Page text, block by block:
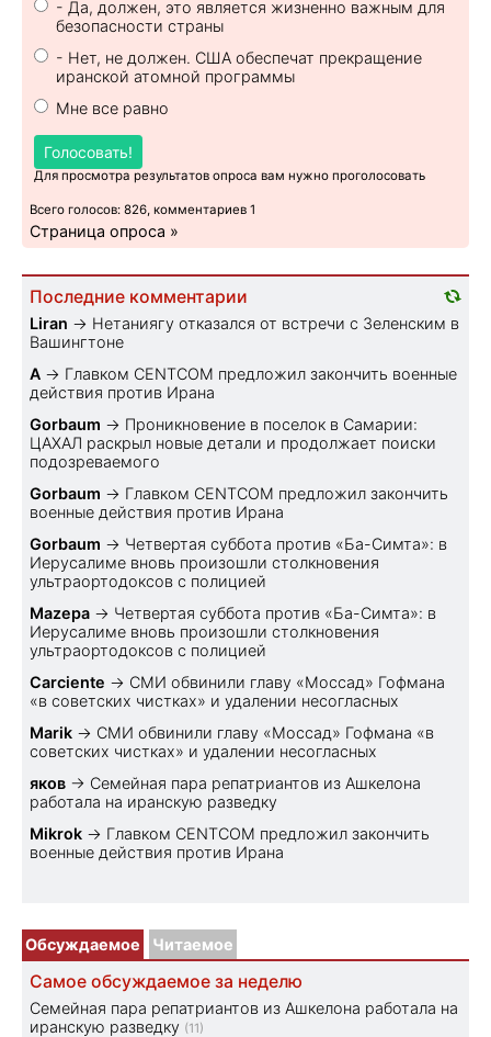
- Да, должен, это является жизненно важным для
безопасности страны
- Нет, не должен. США обеспечат прекращение
иранской атомной программы
Мне все равно
Голосовать!
Для просмотра результатов опроса вам нужно проголосовать
Всего голосов: 826, комментариев 1
Страница опроса »
Последние комментарии
Liran → Нетаниягу отказался от встречи с Зеленским в
Вашингтоне
A → Главком CENTCOM предложил закончить военные
действия против Ирана
Gorbaum → Проникновение в поселок в Самарии:
ЦАХАЛ раскрыл новые детали и продолжает поиски
подозреваемого
Gorbaum → Главком CENTCOM предложил закончить
военные действия против Ирана
Gorbaum → Четвертая суббота против «Ба-Симта»: в
Иерусалиме вновь произошли столкновения
ультраортодоксов с полицией
Mazepa → Четвертая суббота против «Ба-Симта»: в
Иерусалиме вновь произошли столкновения
ультраортодоксов с полицией
Carciente → СМИ обвинили главу «Моссад» Гофмана
«в советских чистках» и удалении несогласных
Marik → СМИ обвинили главу «Моссад» Гофмана «в
советских чистках» и удалении несогласных
яков → Семейная пара репатриантов из Ашкелона
работала на иранскую разведку
Mikrok → Главком CENTCOM предложил закончить
военные действия против Ирана
Обсуждаемое Читаемое
Самое обсуждаемое за неделю
Семейная пара репатриантов из Ашкелона работала на
иранскую разведку (11)